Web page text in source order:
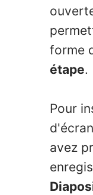
forme
étape.
Pour
avez